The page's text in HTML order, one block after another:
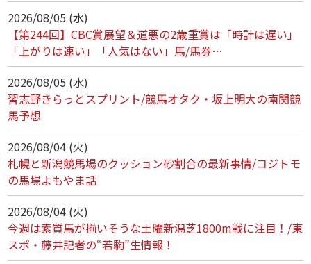
2026/08/05 (水)
【第244回】CBC賞展望＆道悪の2歳重賞は「時計は遅い」
「上がりは速い」「人気はない」馬/馬券…
2026/08/05 (水)
習志野きらっとスプリント/競馬オタク・坂上明大の南関競
馬予想
2026/08/04 (火)
札幌と新潟競馬場のクッション砂割合の最新事情/コジトモ
の馬場よもやま話
2026/08/04 (火)
今週は素質馬が揃いそうな土曜新潟芝1800m戦に注目！/東
スポ・藤井記者の“若駒”生情報！